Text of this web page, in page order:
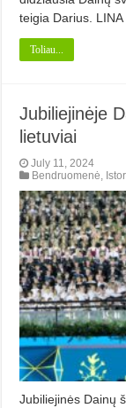
teigia Darius. LINA
Toliau...
Jubiliejinėje
lietuviai
July 11, 2024
Bendruomenė,
Jubiliejinės Dainų